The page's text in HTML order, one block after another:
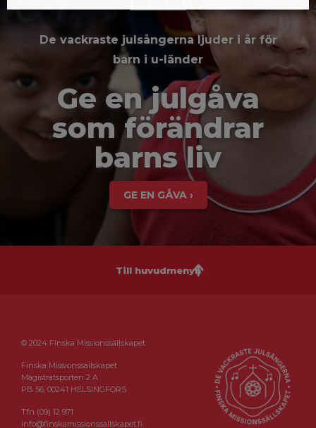
De vackraste julsångerna ljuder i år för
barn i u-länder
Ge en julgåva
som förändrar
barns liv
GE EN GÅVA ›
Till huvudmenyn
© 2024 Finska Missionssällskapet
Finska Missionssällskapet
Magistratsporten 2 A
PB 56, 00241 HELSINGFORS
Tfn (09) 12 971
info@finskamissionssallskapet.fi